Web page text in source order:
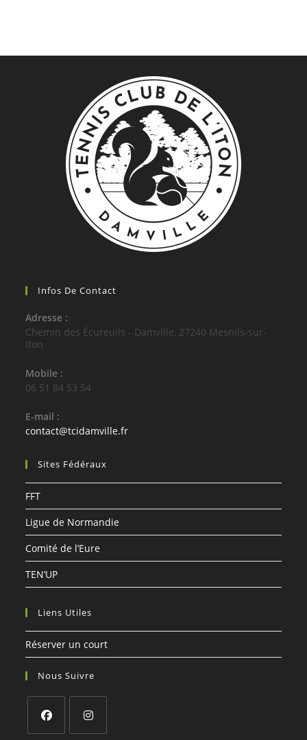
Infos De Contact
Adresse :
Chemin des Écureuils - Damville, 27240 Mesnils-sur-
Iton
Mobile :
06 51 84 53 54
E-mail :
contact@tcidamville.fr
Sites Fédéraux
FFT
Ligue de Normandie
Comité de l’Eure
TEN’UP
Liens Utiles
Réserver un court
Nous Suivre